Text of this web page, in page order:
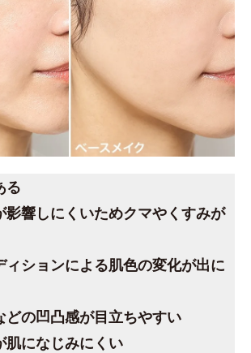
る
影響しにくいためクマやくすみが
ィションによる肌色の変化が出に
どの凹凸感が目立ちやすい
肌になじみにくい